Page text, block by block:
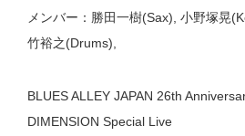
メンバー：勝田一樹(Sax), 小野塚晃
竹裕之(Drums),
BLUES ALLEY JAPAN 26th
DIMENSION Special Live